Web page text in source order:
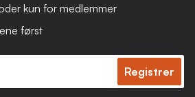
kun for medlemmer
først
Registrer